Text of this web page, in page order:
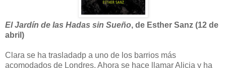
El Jardín de las Hadas sin Sueño, de Esther Sanz (12 de
abril)
Clara se ha trasladadp a uno de los barrios más
acomodados de Londres. Ahora se hace llamar Alicia y ha